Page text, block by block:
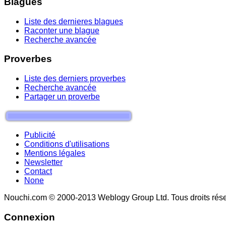
Liste des dernieres blagues
Raconter une blague
Recherche avancée
Proverbes
Liste des derniers proverbes
Recherche avancée
Partager un proverbe
Publicité
Conditions d'utilisations
Mentions légales
Newsletter
Contact
None
Nouchi.com © 2000-2013 Weblogy Group Ltd. Tous droits
Connexion